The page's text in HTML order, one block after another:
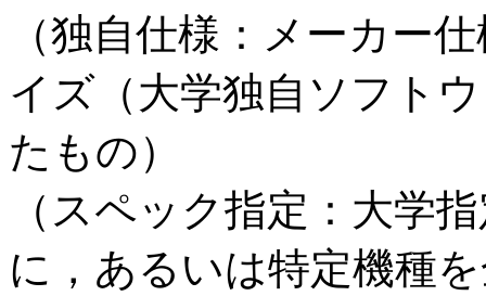
（独自仕様：メーカー
イズ（大学独自ソフト
たもの）
（スペック指定：大学
に，あるいは特定機種